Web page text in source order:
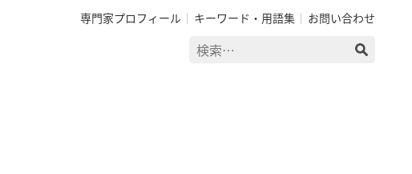
専門家プロフィール キーワード・用語集 お問い合わせ
検